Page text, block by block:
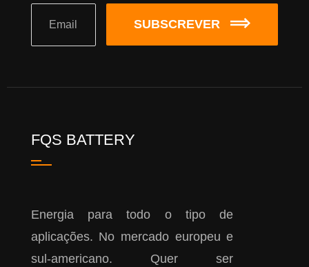
SUBSCREVER
FQS BATTERY
Energia para todo o tipo de
aplicações. No mercado europeu e
sul-americano. Quer ser